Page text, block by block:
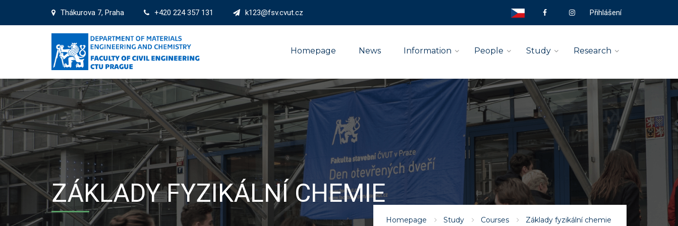
Thákurova 7, Praha +420 224 357 131 k123@fsv.cvut.cz Přihlášení
Homepage News Information People Study Research
ZÁKLADY FYZIKÁLNÍ CHEMIE
Homepage Study Courses Základy fyzikální chemie